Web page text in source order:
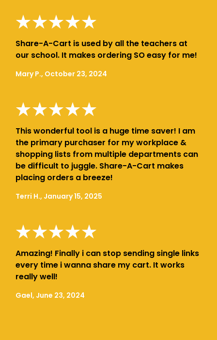
Share-A-Cart is used by all the teachers at
our school. It makes ordering SO easy for me!
Mary P., October 23, 2024
This wonderful tool is a huge time saver! I am
the primary purchaser for my workplace &
shopping lists from multiple departments can
be difficult to juggle. Share-A-Cart makes
placing orders a breeze!
Terri H., January 15, 2025
Amazing! Finally i can stop sending single links
every time i wanna share my cart. It works
really well!
Gael, June 23, 2024